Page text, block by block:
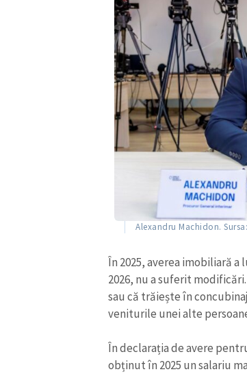
Alexandru Machidon.
În 2025, averea imobiliară a
2026, nu a suferit
sau că trăiește în
veniturile unei alte
În declarația de avere
obținut în 2025 un salariu
ȘTIREA